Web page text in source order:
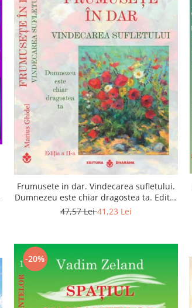
Frumusete in dar. Vindecarea sufletului.
Dumnezeu este chiar dragostea ta. Editia
a 2-a
47,57 Lei41,23 Lei
-20%